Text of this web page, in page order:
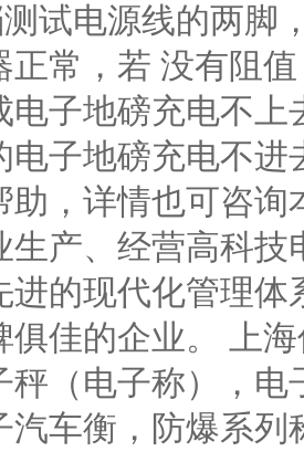
试电源线的两脚
正常，若 没有阻
电子地磅充电不
电子地磅充电不
助，详情也可咨
生产、经营高科
进的现代化管理
俱佳的企业。 上
秤（电子称），
汽车衡，防爆系